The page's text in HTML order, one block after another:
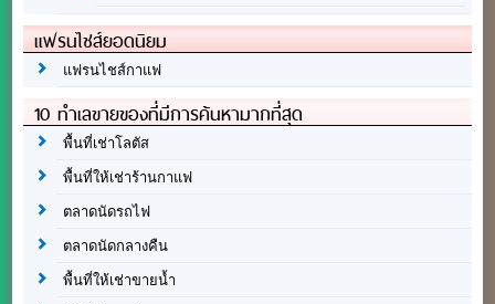
แฟรนไชส์ยอดนิยม
แฟรนไชส์กาแฟ
10 ทำเลขายของที่มีการค้นหามากที่สุด
พื้นที่เช่าโลตัส
พื้นที่ให้เช่าร้านกาแฟ
ตลาดนัดรถไฟ
ตลาดนัดกลางคืน
พื้นที่ให้เช่าขายน้ำ